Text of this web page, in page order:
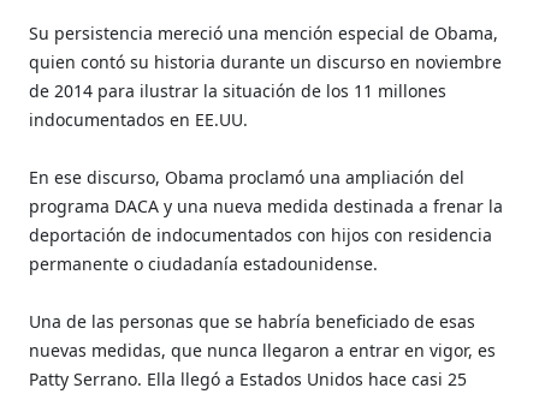
Su persistencia mereció una mención especial de Obama,
quien contó su historia durante un discurso en noviembre
de 2014 para ilustrar la situación de los 11 millones
indocumentados en EE.UU.
En ese discurso, Obama proclamó una ampliación del
programa DACA y una nueva medida destinada a frenar la
deportación de indocumentados con hijos con residencia
permanente o ciudadanía estadounidense.
Una de las personas que se habría beneficiado de esas
nuevas medidas, que nunca llegaron a entrar en vigor, es
Patty Serrano. Ella llegó a Estados Unidos hace casi 25